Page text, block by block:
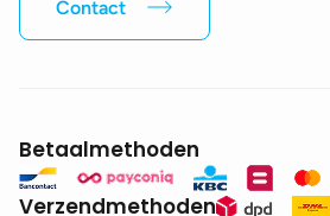
Contact
Betaalmethoden
Verzendmethoden